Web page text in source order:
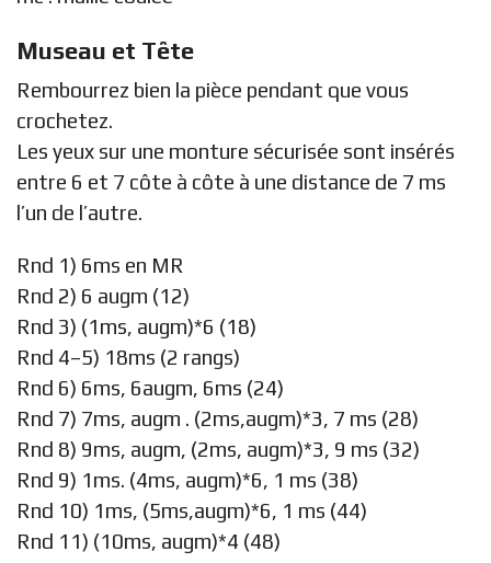
Museau et Tête
Rembourrez bien la pièce pendant que vous
crochetez.
Les yeux sur une monture sécurisée sont insérés
entre 6 et 7 côte à côte à une distance de 7 ms
l’un de l’autre.
Rnd 1) 6ms en MR
Rnd 2) 6 augm (12)
Rnd 3) (1ms, augm)*6 (18)
Rnd 4–5) 18ms (2 rangs)
Rnd 6) 6ms, 6augm, 6ms (24)
Rnd 7) 7ms, augm . (2ms,augm)*3, 7 ms (28)
Rnd 8) 9ms, augm, (2ms, augm)*3, 9 ms (32)
Rnd 9) 1ms. (4ms, augm)*6, 1 ms (38)
Rnd 10) 1ms, (5ms,augm)*6, 1 ms (44)
Rnd 11) (10ms, augm)*4 (48)